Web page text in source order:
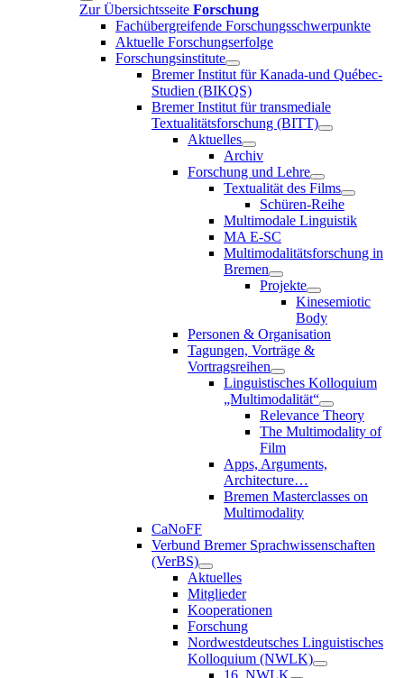
Zur Übersichtsseite Forschung
Fachübergreifende Forschungsschwerpunkte
Aktuelle Forschungserfolge
Forschungsinstitute
Bremer Institut für Kanada-und Québec-
Studien (BIKQS)
Bremer Institut für transmediale
Textualitätsforschung (BITT)
Aktuelles
Archiv
Forschung und Lehre
Textualität des Films
Schüren-Reihe
Multimodale Linguistik
MA E-SC
Multimodalitätsforschung in
Bremen
Projekte
Kinesemiotic
Body
Personen & Organisation
Tagungen, Vorträge &
Vortragsreihen
Linguistisches Kolloquium
„Multimodalität“
Relevance Theory
The Multimodality of
Film
Apps, Arguments,
Architecture…
Bremen Masterclasses on
Multimodality
CaNoFF
Verbund Bremer Sprachwissenschaften
(VerBS)
Aktuelles
Mitglieder
Kooperationen
Forschung
Nordwestdeutsches Linguistisches
Kolloquium (NWLK)
16. NWLK